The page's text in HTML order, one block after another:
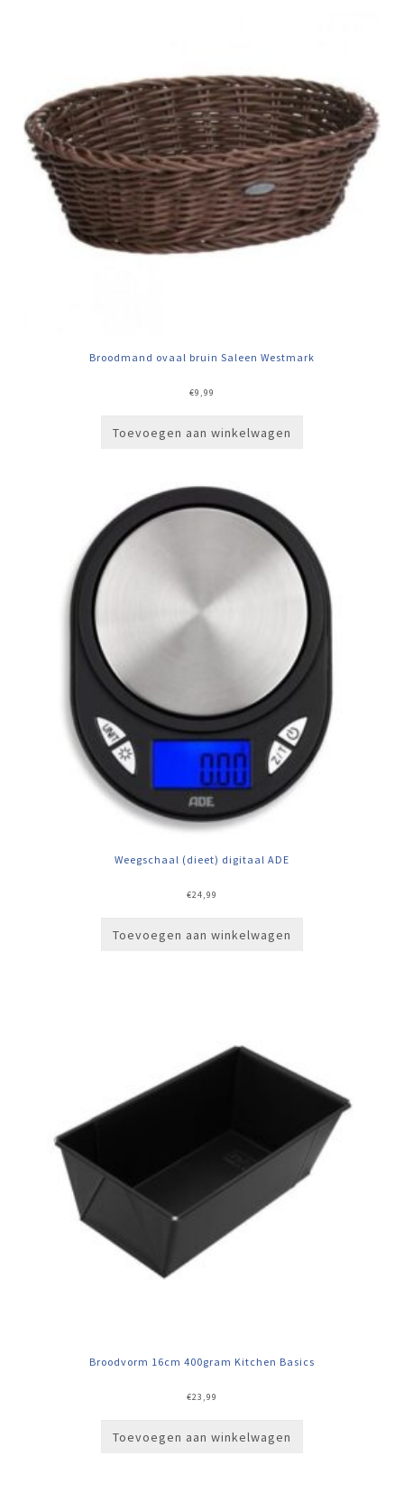
Broodmand ovaal bruin Saleen Westmark
€9,99
Toevoegen aan winkelwagen
Weegschaal (dieet) digitaal ADE
€24,99
Toevoegen aan winkelwagen
Broodvorm 16cm 400gram Kitchen Basics
€23,99
Toevoegen aan winkelwagen